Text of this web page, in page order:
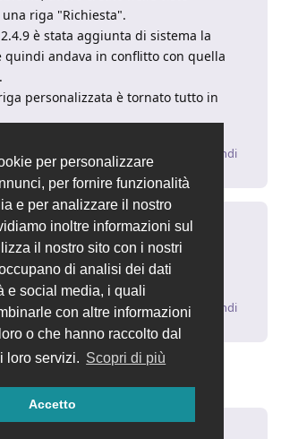
per personalizzare
per fornire funzionalità
e per analizzare il nostro
inoltre informazioni sul
il nostro sito con i nostri
di analisi dei dati
e social media, i quali
con altre informazioni
o che hanno raccolto dal
loro servizi. Scopri di più
Accetto
riga "Richiesta".
è stata aggiunta di sistema la
quindi andava in conflitto con quella
personalizzata è tornato tutto in
Rispondi
12 giu 2019
Rispondi